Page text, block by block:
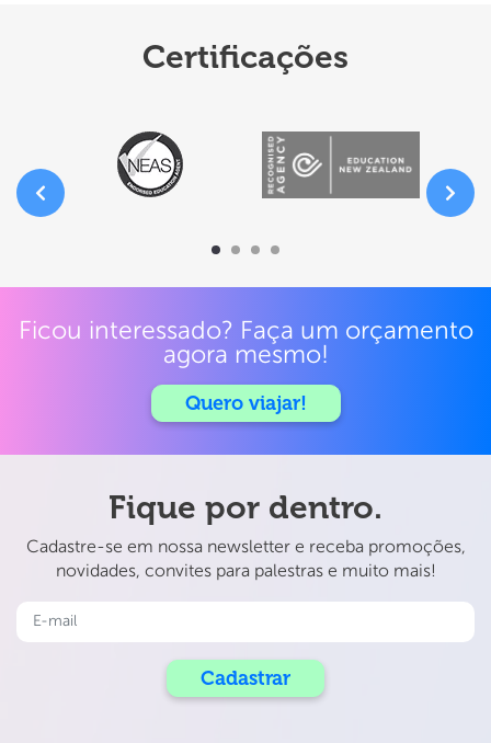
Certificações
Ficou interessado? Faça um orçamento
agora mesmo!
Quero viajar!
Fique por dentro.
Cadastre-se em nossa newsletter e receba promoções,
novidades, convites para palestras e muito mais!